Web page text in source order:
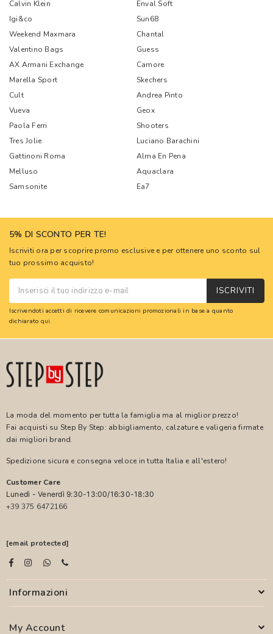
Calvin Klein
Enval Soft
Igi&co
Sun68
Weekend Maxmara
Chantal
Valentino Bags
Guess
AX Armani Exchange
Camore
Marella Sport
Skechers
Cult
Andrea Pinto
Vueva
Geox
Paola Ferri
Shooters
Tres Jolie
Luciano Barachini
Gattinoni Roma
Alma En Pena
Melluso
Aquaclara
Samsonite
Ea7
5% DI SCONTO PER TE!
Iscriviti ora per scoprire promo esclusive e per ottenere uno sconto sul
tuo prossimo acquisto!
ISCRIVITI
Iscrivendoti accetti di ricevere comunicazioni promozionali in base a quanto
dichiarato qui.
La moda del momento per tutta la famiglia ma al miglior prezzo!
Fai acquisti su Step By Step: abbigliamento, calzature e valigeria firmate
dai migliori brand.
Spedizione sicura e consegna veloce in tutta Italia e all'estero!
Customer Care
Lunedì - Venerdì 9:30-13:00/16:30-18:30
+39 375 6472166
[email protected]
Informazioni
My Account